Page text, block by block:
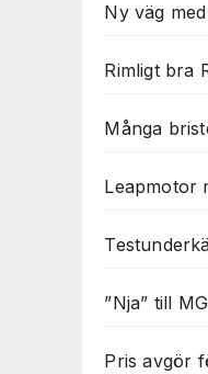
Ny väg
Rimligt bra
Många
Leapmotor
”Nja” till
Pris avgör